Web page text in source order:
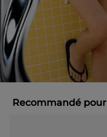
Recommandé